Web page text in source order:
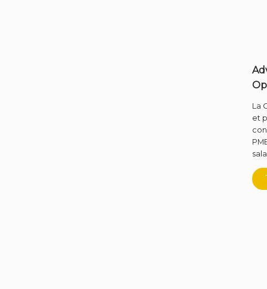
La
et